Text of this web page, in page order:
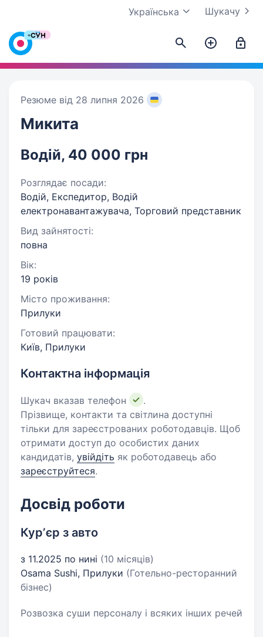
Шукачу
Українська
Резюме від 28 липня 2026
Микита
Водій, 40 000 грн
Розглядає посади:
Водій, Експедитор, Водій
електронавантажувача, Торговий представник
Вид зайнятості:
повна
Вік:
19 років
Місто проживання:
Прилуки
Готовий працювати:
Київ, Прилуки
Контактна інформація
Шукач вказав телефон
.
Прізвище, контакти та світлина доступні
тільки для зареєстрованих роботодавців. Щоб
отримати доступ до особистих даних
кандидатів, увійдіть як роботодавець або
зареєструйтеся.
Досвід роботи
Курʼєр з авто
з 11.2025 по нині (10 місяців)
Osama Sushi, Прилуки (Готельно-ресторанний
бізнес)
Розвозка суши персоналу і всяких інших речей